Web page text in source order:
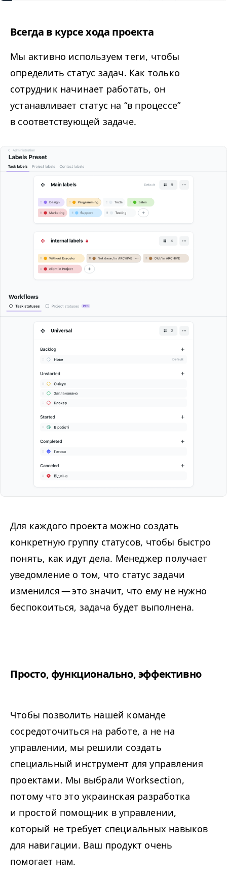
Всегда в курсе хода проекта
Мы активно используем теги, чтобы
определить статус задач. Как только
сотрудник начинает работать, он
устанавливает статус на “в процессе”
в соответствующей задаче.
Для каждого проекта можно создать
конкретную группу статусов, чтобы быстро
понять, как идут дела. Менеджер получает
уведомление о том, что статус задачи
изменился — это значит, что ему не нужно
беспокоиться, задача будет выполнена.
Просто, функционально, эффективно
Чтобы позволить нашей команде
сосредоточиться на работе, а не на
управлении, мы решили создать
специальный инструмент для управления
проектами. Мы выбрали Worksection,
потому что это украинская разработка
и простой помощник в управлении,
который не требует специальных навыков
для навигации. Ваш продукт очень
помогает нам.